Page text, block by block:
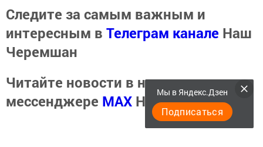
Следите за самым важным и
интересным в Телеграм канале Наш
Черемшан
Читайте новости в национальном
мессенджере MАХ Наш Черемшан
Мы в Яндекс.Дзен
Подписаться